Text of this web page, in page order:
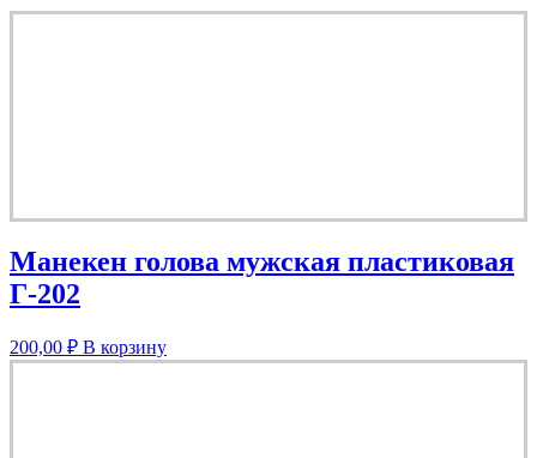
Манекен голова мужская пластиковая
Г-202
200,00 ₽ В корзину